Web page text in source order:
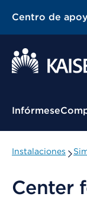
Centro de
Menú
Infórmese
Instalaciones
Center